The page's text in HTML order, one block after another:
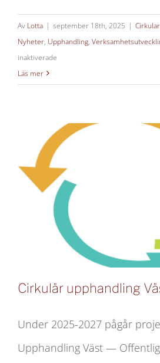
Av Lotta | september 18th, 2025 |
Nyheter, Upphandling,
inaktiverade
Läs mer
Cirkulär
Cirkulär upphandling
Under 2025-2027 pågår
Upphandling Väst —